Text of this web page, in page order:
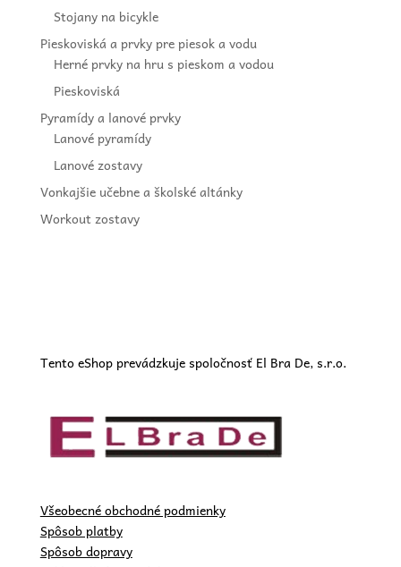
Stojany na bicykle
Pieskoviská a prvky pre piesok a vodu
Herné prvky na hru s pieskom a vodou
Pieskoviská
Pyramídy a lanové prvky
Lanové pyramídy
Lanové zostavy
Vonkajšie učebne a školské altánky
Workout zostavy
Tento eShop prevádzkuje spoločnosť El Bra De, s.r.o.
Všeobecné obchodné podmienky
Spôsob platby
Spôsob dopravy